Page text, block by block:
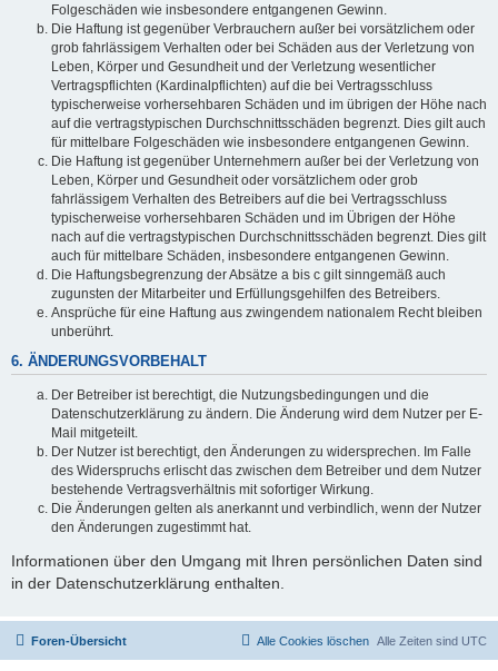
Folgeschäden wie insbesondere entgangenen Gewinn.
Die Haftung ist gegenüber Verbrauchern außer bei vorsätzlichem oder
grob fahrlässigem Verhalten oder bei Schäden aus der Verletzung von
Leben, Körper und Gesundheit und der Verletzung wesentlicher
Vertragspflichten (Kardinalpflichten) auf die bei Vertragsschluss
typischerweise vorhersehbaren Schäden und im übrigen der Höhe nach
auf die vertragstypischen Durchschnittsschäden begrenzt. Dies gilt auch
für mittelbare Folgeschäden wie insbesondere entgangenen Gewinn.
Die Haftung ist gegenüber Unternehmern außer bei der Verletzung von
Leben, Körper und Gesundheit oder vorsätzlichem oder grob
fahrlässigem Verhalten des Betreibers auf die bei Vertragsschluss
typischerweise vorhersehbaren Schäden und im Übrigen der Höhe
nach auf die vertragstypischen Durchschnittsschäden begrenzt. Dies gilt
auch für mittelbare Schäden, insbesondere entgangenen Gewinn.
Die Haftungsbegrenzung der Absätze a bis c gilt sinngemäß auch
zugunsten der Mitarbeiter und Erfüllungsgehilfen des Betreibers.
Ansprüche für eine Haftung aus zwingendem nationalem Recht bleiben
unberührt.
6. ÄNDERUNGSVORBEHALT
Der Betreiber ist berechtigt, die Nutzungsbedingungen und die
Datenschutzerklärung zu ändern. Die Änderung wird dem Nutzer per E-
Mail mitgeteilt.
Der Nutzer ist berechtigt, den Änderungen zu widersprechen. Im Falle
des Widerspruchs erlischt das zwischen dem Betreiber und dem Nutzer
bestehende Vertragsverhältnis mit sofortiger Wirkung.
Die Änderungen gelten als anerkannt und verbindlich, wenn der Nutzer
den Änderungen zugestimmt hat.
Informationen über den Umgang mit Ihren persönlichen Daten sind
in der Datenschutzerklärung enthalten.
Foren-Übersicht Alle Zeiten sind UTC
Alle Cookies löschen